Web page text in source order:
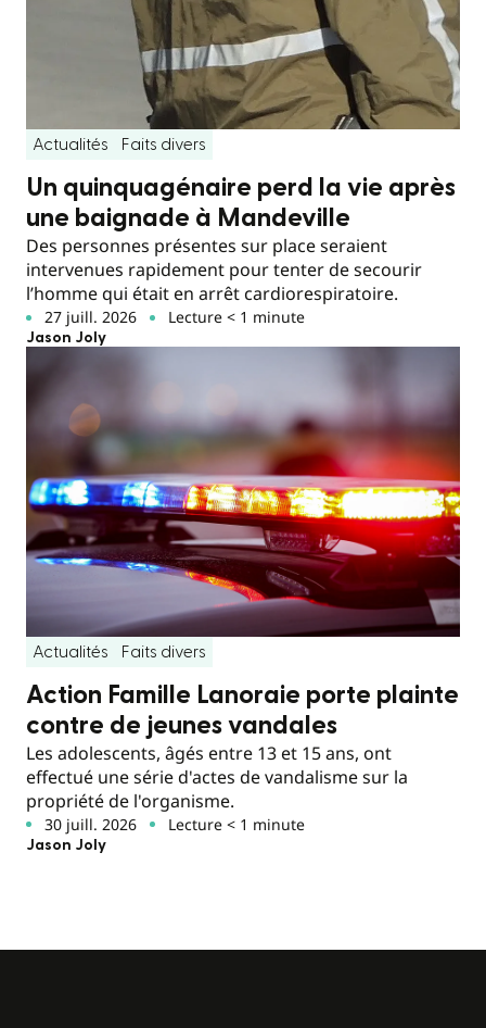
Actualités Faits divers
Un quinquagénaire perd la vie après
une baignade à Mandeville
Des personnes présentes sur place seraient
intervenues rapidement pour tenter de secourir
l’homme qui était en arrêt cardiorespiratoire.
27 juill. 2026 Lecture < 1 minute
Jason Joly
Actualités Faits divers
Action Famille Lanoraie porte plainte
contre de jeunes vandales
Les adolescents, âgés entre 13 et 15 ans, ont
effectué une série d'actes de vandalisme sur la
propriété de l'organisme.
30 juill. 2026 Lecture < 1 minute
Jason Joly